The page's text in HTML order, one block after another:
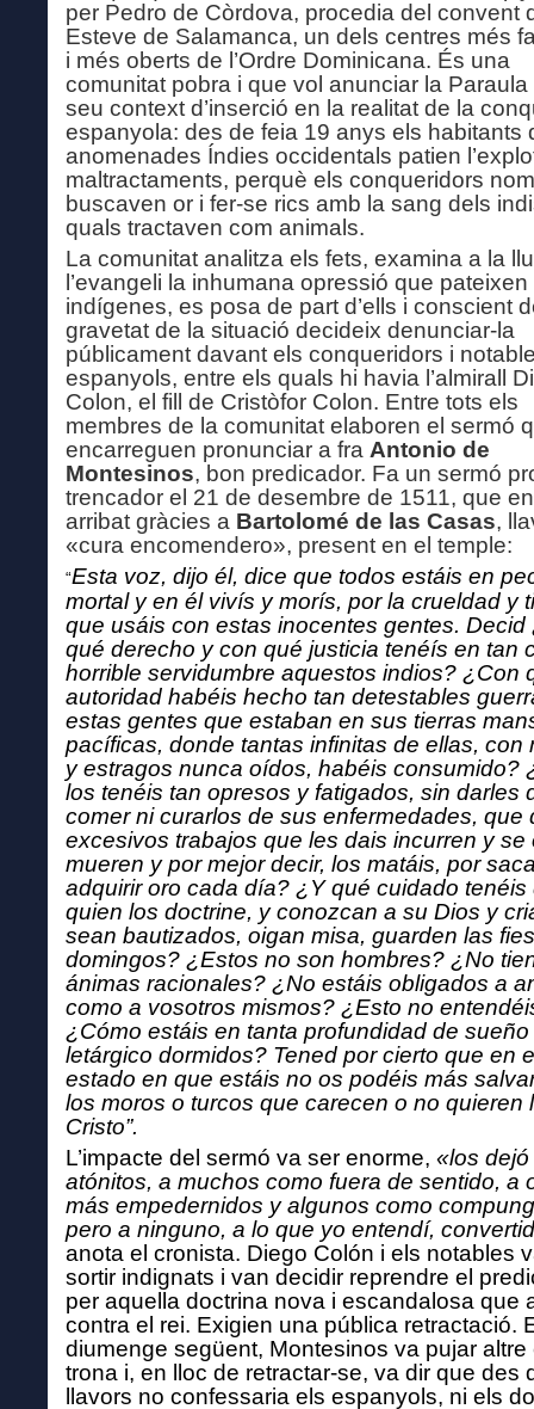
per Pedro de Còrdova, procedia del convent
Esteve de Salamanca, un dels centres més
i més oberts de l’Ordre Dominicana. És una
comunitat pobra i que vol anunciar la
seu context d’inserció en la realitat de la
espanyola: des de feia 19 anys els habitants
anomenades Índies occidentals patien
maltractaments, perquè els conqueridors
buscaven or i fer-se rics amb la sang dels
quals tractaven com animals.
La comunitat analitza els fets, examina a la
l’evangeli la inhumana opressió que pateixen
indígenes, es posa de part d’ells i conscient
gravetat de la situació decideix denunciar-la
públicament davant els conqueridors i
espanyols, entre els quals hi havia l’almirall
Colon, el fill de Cristòfor Colon. Entre tots els
membres de la comunitat elaboren el sermó
encarreguen pronunciar a fra Antonio de
Montesinos, bon predicador. Fa un sermó
trencador el 21 de desembre de 1511, que
arribat gràcies a Bartolomé de las Casas,
«cura encomendero», present en el temple:
“Esta voz, dijo él, dice que todos estáis en
mortal y en él vivís y morís, por la crueldad y
que usáis con estas inocentes gentes. Decid
qué derecho y con qué justicia tenéís en tan
horrible servidumbre aquestos indios? ¿Con
autoridad habéis hecho tan detestables
estas gentes que estaban en sus tierras
pacíficas, donde tantas infinitas de ellas, con
y estragos nunca oídos, habéis consumido?
los tenéis tan opresos y fatigados, sin darles
comer ni curarlos de sus enfermedades, que
excesivos trabajos que les dais incurren y se
mueren y por mejor decir, los matáis, por
adquirir oro cada día? ¿Y qué cuidado tenéis
quien los doctrine, y conozcan a su Dios y
sean bautizados, oigan misa, guarden las
domingos? ¿Estos no son hombres? ¿No
ánimas racionales? ¿No estáis obligados a
como a vosotros mismos? ¿Esto no
¿Cómo estáis en tanta profundidad de sueño
letárgico dormidos? Tened por cierto que en
estado en que estáis no os podéis más
los moros o turcos que carecen o no quieren
Cristo”.
L’impacte del sermó va ser enorme, «los dejó
atónitos, a muchos como fuera de sentido, a
más empedernidos y algunos como
pero a ninguno, a lo que yo entendí,
anota el cronista. Diego Colón i els notables
sortir indignats i van decidir reprendre el
per aquella doctrina nova i escandalosa que
contra el rei. Exigien una pública retractació.
diumenge següent, Montesinos va pujar altre
trona i, en lloc de retractar-se, va dir que des
llavors no confessaria els espanyols, ni els